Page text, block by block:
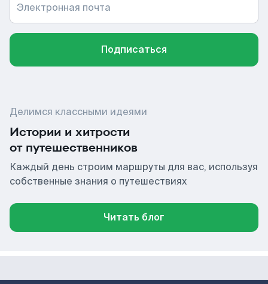
Электронная почта
Подписаться
Делимся классными идеями
Истории и хитрости
от путешественников
Каждый день строим маршруты для вас, используя
собственные знания о путешествиях
Читать блог